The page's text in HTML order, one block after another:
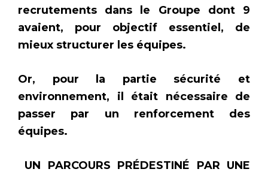
recrutements dans le Groupe dont 9
avaient, pour objectif essentiel, de
mieux structurer les équipes.
Or, pour la partie sécurité et
environnement, il était nécessaire de
passer par un renforcement des
équipes.
UN PARCOURS PRÉDESTINÉ PAR UNE